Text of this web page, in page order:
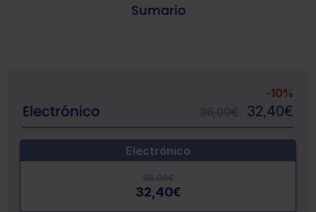
Sumario
Electrónico
-10%
36,00€ 32,40€
Electrónico
36,00€
32,40€